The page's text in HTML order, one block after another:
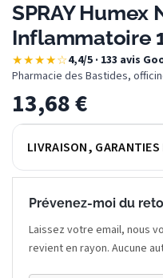
SPRAY Humex
Inflammatoire
★★★★☆4,4/5 · 133 avis
Pharmacie des Bastides,
13,68€
LIVRAISON, GARANTIES
Prévenez-moi du
Laissez votre email, nous
revient en rayon. Aucune